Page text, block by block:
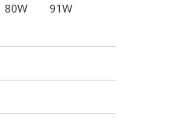
80W
91W